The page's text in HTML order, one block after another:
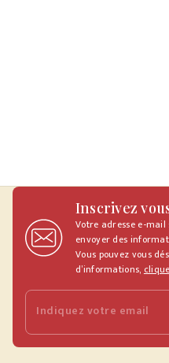
Inscrivez
Votre adresse e-
envoyer des
Vous pouvez vous
d’informations,
Indiquez votre email